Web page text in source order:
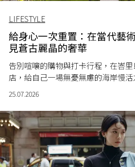
LIFESTYLE
給身心一次重置：在當代藝
見蒼古麗晶的奢華
告別喧嚷的購物與打卡行程，在峇
店，給自己一場無憂無慮的海岸慢活
25.07.2026